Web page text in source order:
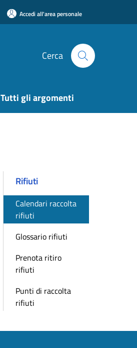
Accedi all'area personale
Cerca
Tutti gli argomenti
Rifiuti
Calendari raccolta
rifiuti
Glossario rifiuti
Prenota ritiro
rifiuti
Punti di raccolta
rifiuti